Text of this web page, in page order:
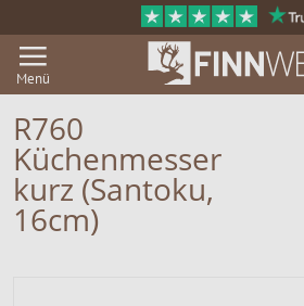
Menü
Grill & BBQ
Sauna
R760
Küchenmesser
kurz (Santoku,
16cm)